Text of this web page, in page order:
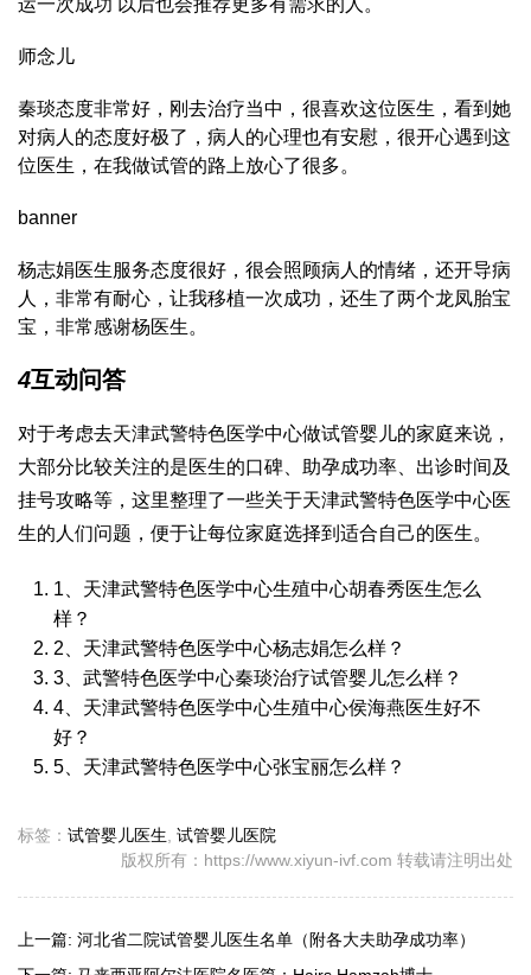
运一次成功 以后也会推荐更多有需求的人。
师念儿
秦琰态度非常好，刚去治疗当中，很喜欢这位医生，看到她
对病人的态度好极了，病人的心理也有安慰，很开心遇到这
位医生，在我做试管的路上放心了很多。
banner
杨志娟医生服务态度很好，很会照顾病人的情绪，还开导病
人，非常有耐心，让我移植一次成功，还生了两个龙凤胎宝
宝，非常感谢杨医生。
4互动问答
对于考虑去天津武警特色医学中心做试管婴儿的家庭来说，
大部分比较关注的是医生的口碑、助孕成功率、出诊时间及
挂号攻略等，这里整理了一些关于天津武警特色医学中心医
生的人们问题，便于让每位家庭选择到适合自己的医生。
1、天津武警特色医学中心生殖中心胡春秀医生怎么
样？
2、天津武警特色医学中心杨志娟怎么样？
3、武警特色医学中心秦琰治疗试管婴儿怎么样？
4、天津武警特色医学中心生殖中心侯海燕医生好不
好？
5、天津武警特色医学中心张宝丽怎么样？
标签： 试管婴儿医生, 试管婴儿医院
版权所有：https://www.xiyun-ivf.com 转载请注明出处
上一篇: 河北省二院试管婴儿医生名单（附各大夫助孕成功率）